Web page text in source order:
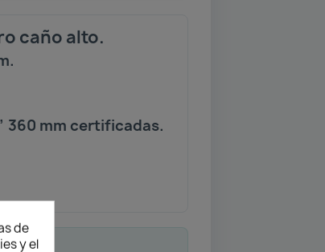
caño alto.
360 mm certificadas.
de
y el